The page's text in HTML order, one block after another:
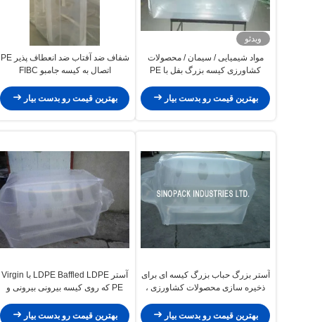
ویدئو
مواد شیمیایی / سیمان / محصولات
کشاورزی کیسه بزرگ بفل با PE
بهترین قیمت رو بدست بیار
شفاف ضد آفتاب ضد انعطاف پذیر PE
اتصال به کیسه جامبو FIBC
بهترین قیمت رو بدست بیار
آستر بزرگ حباب بزرگ کیسه ای برای
ذخیره سازی محصولات کشاورزی ،
بهترین قیمت رو بدست بیار
آستر LDPE Baffled LDPE با Virgin
PE که روی کیسه بیرونی بیرونی و
بهترین قیمت رو بدست بیار